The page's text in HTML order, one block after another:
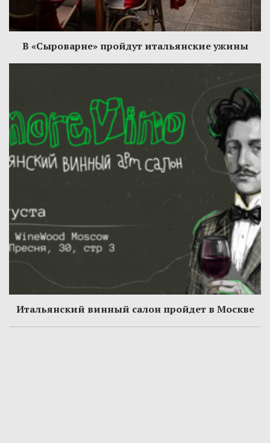
В «Сыроварне» пройдут итальянские ужины
Итальянский винный салон пройдет в Москве